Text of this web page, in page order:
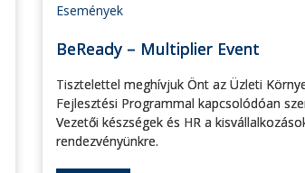
Események
BeReady – Multiplier Event
Tisztelettel meghívjuk Önt az Üzleti
Fejlesztési Programmal kapcsolódóan
Vezetői készségek és HR a
rendezvényünkre.